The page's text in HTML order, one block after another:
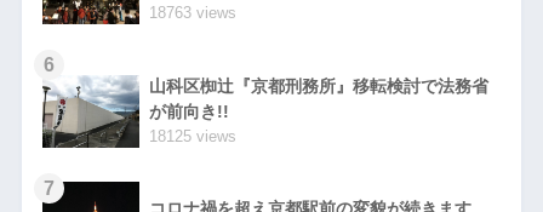
18763 views
6
山科区椥辻『京都刑務所』移転検討で法務省
が前向き!!
18125 views
7